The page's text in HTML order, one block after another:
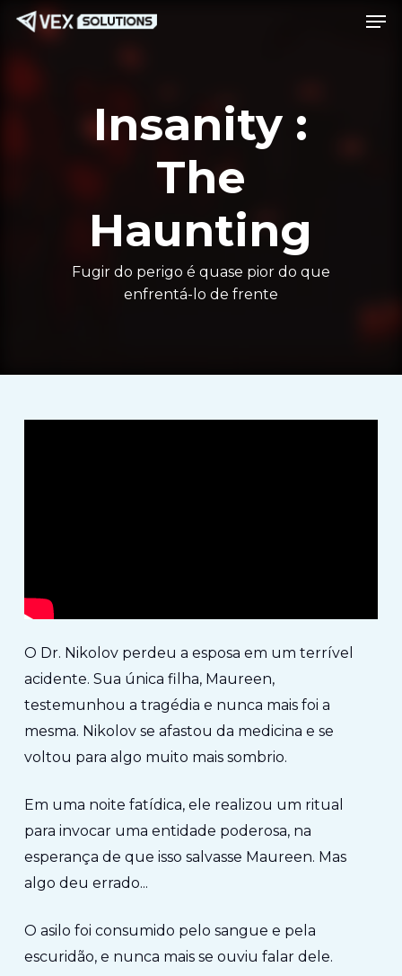
Insanity :
The
Haunting
Fugir do perigo é quase pior do que
enfrentá-lo de frente
O Dr. Nikolov perdeu a esposa em um terrível
acidente. Sua única filha, Maureen,
testemunhou a tragédia e nunca mais foi a
mesma. Nikolov se afastou da medicina e se
voltou para algo muito mais sombrio.
Em uma noite fatídica, ele realizou um ritual
para invocar uma entidade poderosa, na
esperança de que isso salvasse Maureen. Mas
algo deu errado...
O asilo foi consumido pelo sangue e pela
escuridão, e nunca mais se ouviu falar dele.
Menu